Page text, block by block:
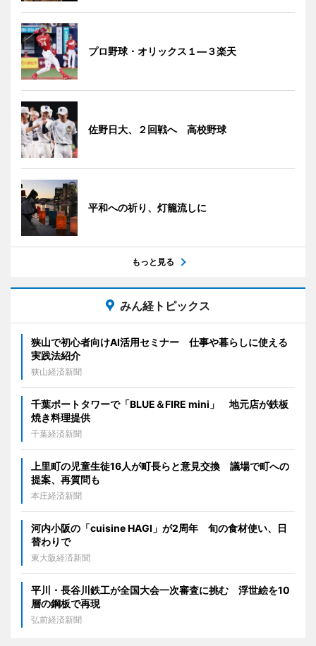
プロ野球・オリックス１―３楽天
佐野日大、２回戦へ 高校野球
平和への祈り、灯籠流しに
もっと見る
みん経トピックス
狭山で初心者向けAI活用セミナー 仕事や暮らしに使える
実践法紹介
狭山経済新聞
千葉ポートタワーで「BLUE＆FIRE mini」 地元店が鉄板
焼き料理提供
千葉経済新聞
上里町の児童生徒16人が町長らと意見交換 議場で町への
提案、再質問も
本庄経済新聞
河内小阪の「cuisine HAGI」が2周年 旬の食材使い、日
替わりで
東大阪経済新聞
平川・長谷川鉄工が全国大会一次審査に挑む 浮世絵を10
層の鋼板で再現
弘前経済新聞